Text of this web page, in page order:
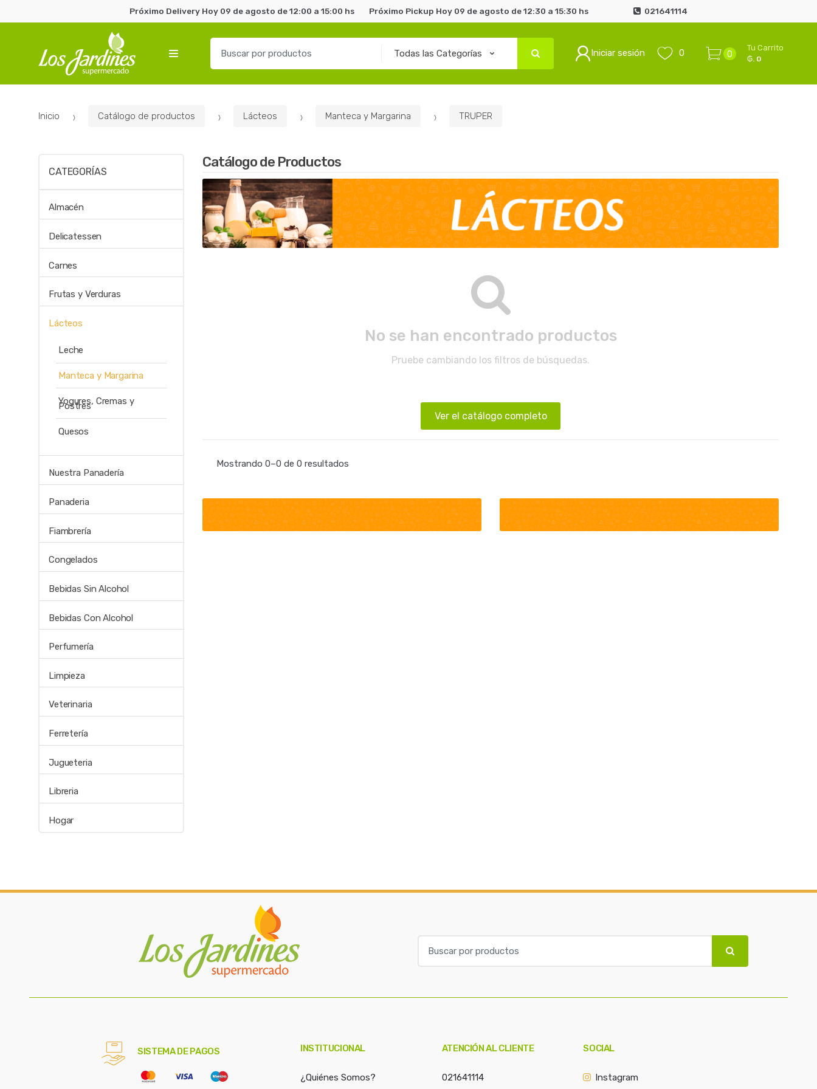
Próximo Delivery Hoy 09 de agosto de 12:00 a 15:00 hs Próximo Pickup Hoy 09 de agosto de 12:30 a 15:30 hs 021641114
r
Iniciar sesión 0 0
Tu Carrito
₲. 0
Inicio Catálogo de productos Lácteos Manteca y Margarina TRUPER
Catálogo de Productos
No se han encontrado productos
Pruebe cambiando los filtros de búsquedas.
Ver el catálogo completo
Mostrando 0–0 de 0 resultados
CATEGORÍAS
Almacén
Delicatessen
Carnes
Frutas y Verduras
Lácteos
Leche
Manteca y Margarina
Yogures, Cremas y
Postres
Quesos
Nuestra Panadería
Panaderia
Fiambrería
Congelados
Bebidas Sin Alcohol
Bebidas Con Alcohol
Perfumería
Limpieza
Veterinaria
Ferretería
Jugueteria
Libreria
Hogar
a
SISTEMA DE PAGOS INSTITUCIONAL
¿Quiénes Somos?
ATENCIÓN AL CLIENTE
021641114
SOCIAL
Instagram